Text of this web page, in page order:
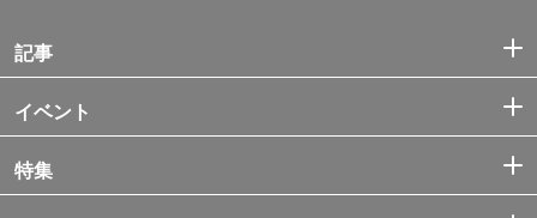
記事
イベント
特集